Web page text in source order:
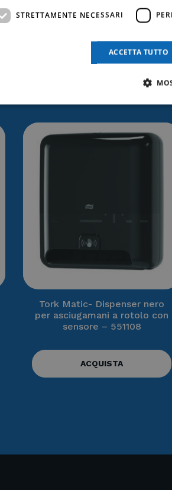
Ti potrebbe
Tork Matic- Dispenser nero
per asciugamani a rotolo con
sensore – 551108
ACQUISTA
STRETTAMENTE NECESSARI
ACCETTA TUTTO